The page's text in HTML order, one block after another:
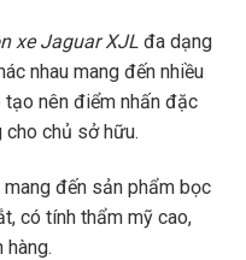
xe Jaguar XJL đa dạng
nhau mang đến nhiều
tạo nên điểm nhấn đặc
cho chủ sở hữu.
đến sản phẩm bọc
có tính thẩm mỹ cao,
hàng.